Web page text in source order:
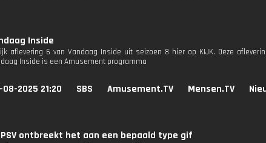
Inside
aflevering 6 van Vandaag Inside uit seizoen 8 hier op KIJK. Deze
Inside is een Amusement programma
08-2025 21:20 SBS Amusement.TV Mensen.TV
ontbreekt het aan een bepaald type gif